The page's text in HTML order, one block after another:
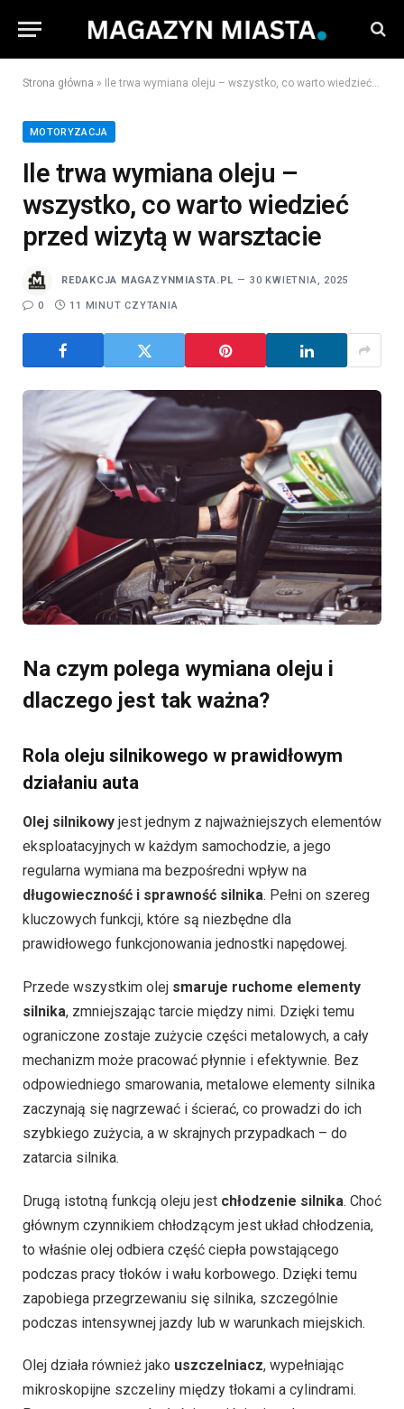
Strona główna » Ile trwa wymiana oleju – wszystko, co warto wiedzieć przed wizytą w warsztacie
MOTORYZACJA
Ile trwa wymiana oleju –
wszystko, co warto wiedzieć
przed wizytą w warsztacie
REDAKCJA MAGAZYNMIASTA.PL 30 KWIETNIA, 2025
0 11 MINUT CZYTANIA
Na czym polega wymiana oleju i
dlaczego jest tak ważna?
Rola oleju silnikowego w prawidłowym
działaniu auta
Olej silnikowy jest jednym z najważniejszych elementów
eksploatacyjnych w każdym samochodzie, a jego
regularna wymiana ma bezpośredni wpływ na
długowieczność i sprawność silnika. Pełni on szereg
kluczowych funkcji, które są niezbędne dla
prawidłowego funkcjonowania jednostki napędowej.
Przede wszystkim olej smaruje ruchome elementy
silnika, zmniejszając tarcie między nimi. Dzięki temu
ograniczone zostaje zużycie części metalowych, a cały
mechanizm może pracować płynnie i efektywnie. Bez
odpowiedniego smarowania, metalowe elementy silnika
zaczynają się nagrzewać i ścierać, co prowadzi do ich
szybkiego zużycia, a w skrajnych przypadkach – do
zatarcia silnika.
Drugą istotną funkcją oleju jest chłodzenie silnika. Choć
głównym czynnikiem chłodzącym jest układ chłodzenia,
to właśnie olej odbiera część ciepła powstającego
podczas pracy tłoków i wału korbowego. Dzięki temu
zapobiega przegrzewaniu się silnika, szczególnie
podczas intensywnej jazdy lub w warunkach miejskich.
Olej działa również jako uszczelniacz, wypełniając
mikroskopijne szczeliny między tłokami a cylindrami.